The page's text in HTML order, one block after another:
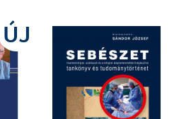
ÚJ